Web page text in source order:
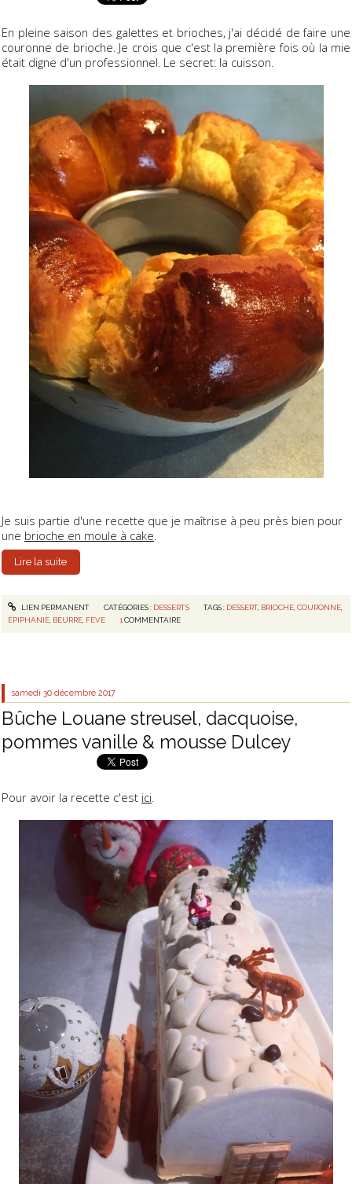
En pleine saison des galettes et brioches, j'ai décidé de faire une
couronne de brioche. Je crois que c'est la première fois où la mie
était digne d'un professionnel. Le secret: la cuisson.
Je suis partie d'une recette que je maîtrise à peu près bien pour
une brioche en moule à cake.
Lire la suite
LIEN PERMANENT CATÉGORIES : DESSERTS TAGS : DESSERT, BRIOCHE ,COURONNE
ÉPIPHANIE BEURRE FÈVE 1 COMMENTAIRE
samedi 30 décembre 2017
Bûche Louane streusel, dacquoise,
pommes vanille & mousse Dulcey
Pour avoir la recette c'est ici.